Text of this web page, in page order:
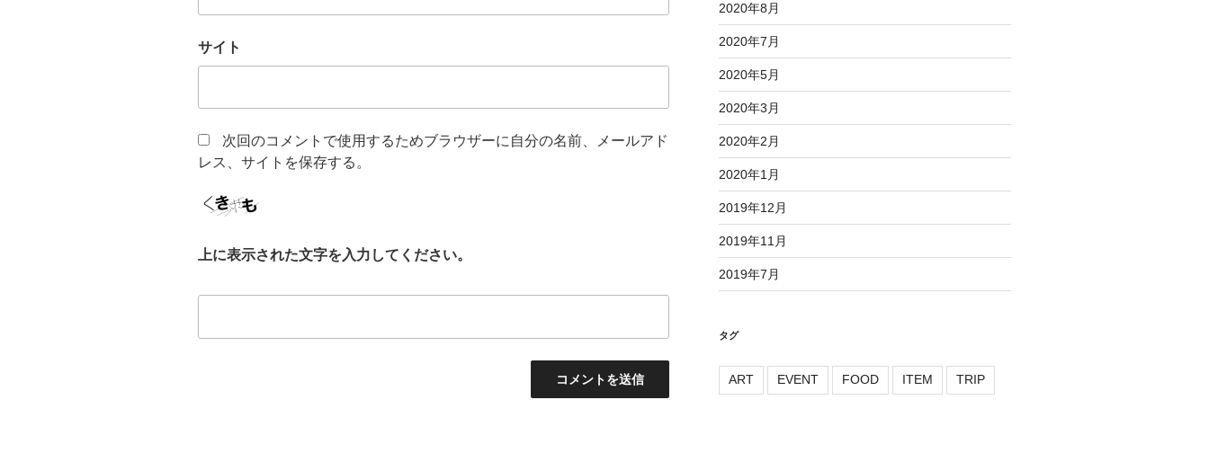
サイト
次回のコメントで使用するためブラウザーに自分の名前、メールアド
レス、サイトを保存する。
上に表示された文字を入力してください。
2020年8月
2020年7月
2020年5月
2020年3月
2020年2月
2020年1月
2019年12月
2019年11月
2019年7月
タグ
ART EVENT FOOD ITEM TRIP